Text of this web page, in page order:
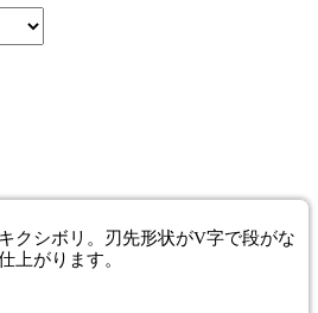
クシボリ。刃先形状がV字で段がな
上がります。